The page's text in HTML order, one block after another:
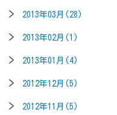
2013年03月(28)
2013年02月(1)
2013年01月(4)
2012年12月(5)
2012年11月(5)